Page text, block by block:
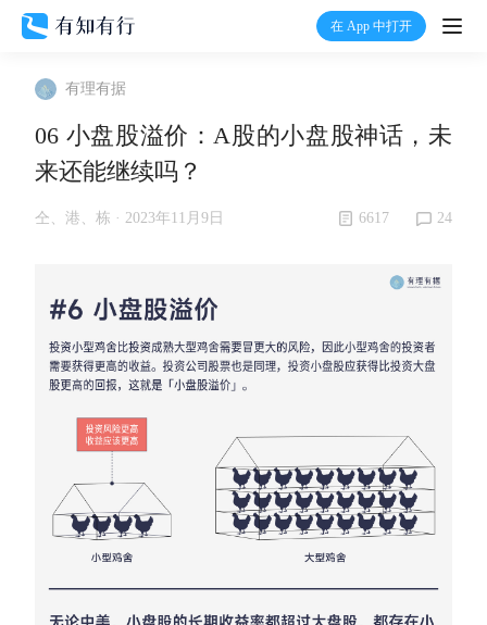
在 App 中打开
打
温度计
加入我们
有理有据
06 小盘股溢价：A股的小盘股神话，未
来还能继续吗？
仝、港、栋 · 2023年11月9日 6617 24